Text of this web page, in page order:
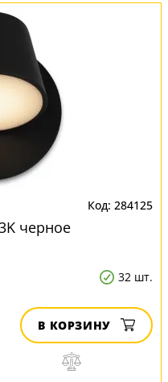
284125
черное
32 шт.
В КОРЗИНУ